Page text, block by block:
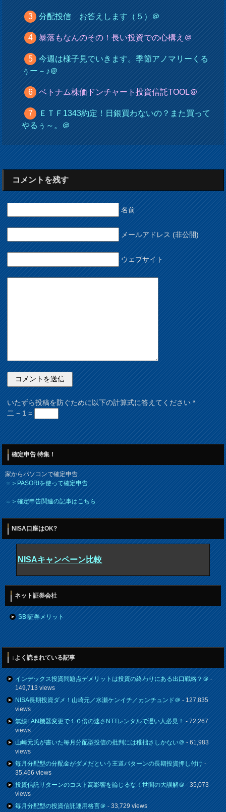
分配投信 お答えします（５）＠
暴落もなんのその！長い投資での心構え＠
今週は様子見でいきます。季節アノマリーくる
ぅー－♪＠
ベトナム株価ドンチャート投資信託TOOL＠
ＥＴＦ1343約定！日銀買わないの？また買って
やるぅ～。＠
コメントを残す
名前
メールアドレス (非公開)
ウェブサイト
いたずら投稿を防ぐために以下の計算式に答えてください*
二 − 1 =
確定申告 特集！
家からパソコンで確定申告
＝＞PASORIを使って確定申告
＝＞確定申告関連の記事はこちら
NISA口座はOK?
NISAキャンペーン比較
ネット証券会社
SBI証券メリット
↓よく読まれている記事
インデックス投資問題点デメリットは投資の終わりにある出口戦略？＠-
149,713 views
NISA長期投資ダメ！山崎元／水瀬ケンイチ／カンチュンド＠- 127,835
views
無線LAN機器変更で１０倍の速さNTTレンタルで遅い人必見！- 72,267
views
山崎元氏が書いた毎月分配型投信の批判には稚拙さしかない＠- 61,983
views
毎月分配型の分配金がダメだという王道パターンの長期投資押し付け-
35,466 views
投資信託リターンのコスト高影響を論じるな！世間の大誤解＠- 35,073
views
毎月分配型の投資信託運用格言＠- 33,729 views